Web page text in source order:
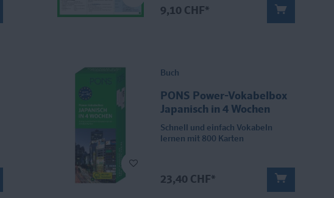
9,10 CHF*
Buch
PONS Power-Vokabelbox
Japanisch in 4 Wochen
Schnell und einfach Vokabeln
lernen mit 800 Karten
23,40 CHF*